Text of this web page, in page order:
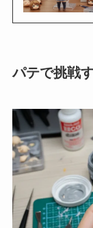
パテで挑戦